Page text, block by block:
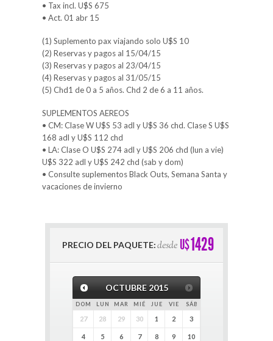
• Tax incl. U$S 675
• Act. 01 abr 15
(1) Suplemento pax viajando solo U$S 10
(2) Reservas y pagos al 15/04/15
(3) Reservas y pagos al 23/04/15
(4) Reservas y pagos al 31/05/15
(5) Chd1 de 0 a 5 años. Chd 2 de 6 a 11 años.
SUPLEMENTOS AEREOS
• CM: Clase W U$S 53 adl y U$S 36 chd. Clase S U$S
168 adl y U$S 112 chd
• LA: Clase O U$S 274 adl y U$S 206 chd (lun a vie)
U$S 322 adl y U$S 242 chd (sab y dom)
• Consulte suplementos Black Outs, Semana Santa y
vacaciones de invierno
PRECIO DEL PAQUETE:desde U$1429
OCTUBRE 2015
DOM LUN MAR MIÉ JUE VIE SÁB
27 28 29 30 1 2 3
4 5 6 7 8 9 10